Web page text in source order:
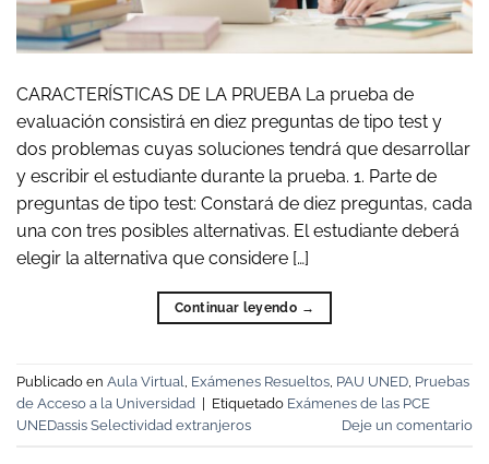
CARACTERÍSTICAS DE LA PRUEBA La prueba de
evaluación consistirá en diez preguntas de tipo test y
dos problemas cuyas soluciones tendrá que desarrollar
y escribir el estudiante durante la prueba. 1. Parte de
preguntas de tipo test: Constará de diez preguntas, cada
una con tres posibles alternativas. El estudiante deberá
elegir la alternativa que considere […]
Continuar leyendo →
Publicado en Aula Virtual Exámenes Resueltos PAU UNED Pruebas
de Acceso a la Universidad
Etiquetado Exámenes de las PCE
UNEDassis Selectividad extranjeros
Deje un comentario